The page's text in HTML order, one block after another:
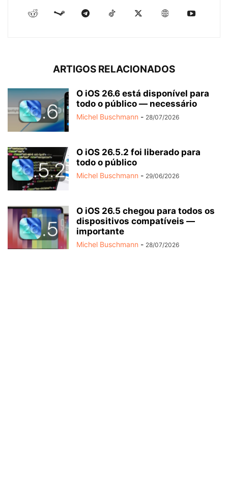
ARTIGOS RELACIONADOS
O iOS 26.6 está disponível para
todo o público — necessário
Michel Buschmann - 28/07/2026
O iOS 26.5.2 foi liberado para
todo o público
Michel Buschmann - 29/06/2026
O iOS 26.5 chegou para todos os
dispositivos compatíveis —
importante
Michel Buschmann - 28/07/2026